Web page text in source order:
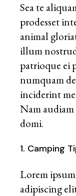
Sea te
prodesset
animal
illum
patrioque ei
numquam
inciderint
Nam
domi.
1. Camping
Lorem
adipiscing